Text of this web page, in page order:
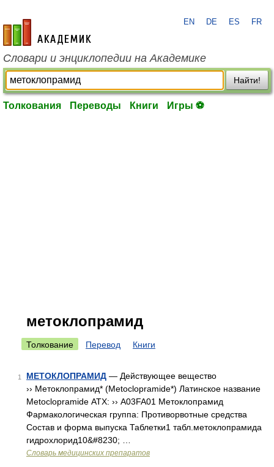
academic.ru
EN DE ES FR
Словари и энциклопедии на Академике
Найти!
Толкования Переводы Книги Игры ⚽
метоклопрамид
Толкование Перевод Книги
1 МЕТОКЛОПРАМИД — Действующее вещество
›› Метоклопрамид* (Metoclopramide*) Латинское название
Metoclopramide АТХ: ›› A03FA01 Метоклопрамид
Фармакологическая группа: Противорвотные средства
Состав и форма выпуска Таблетки1 табл.метоклопрамида
гидрохлорид10&#8230; …
Словарь медицинских препаратов